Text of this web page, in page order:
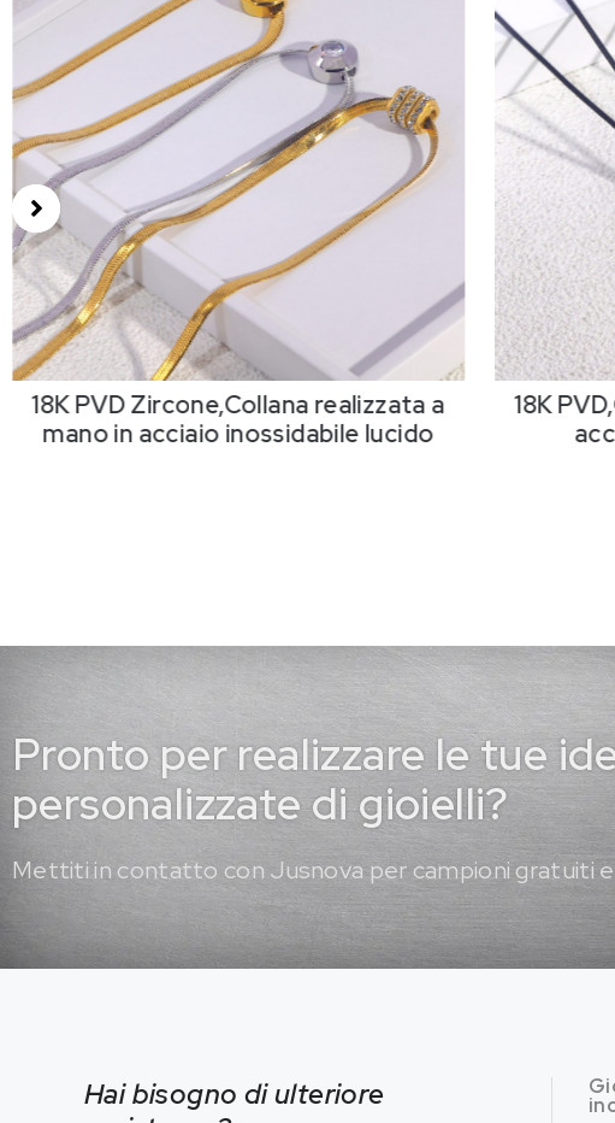
18K PVD Zircone,Collana realizzata a
mano in acciaio inossidabile lucido
18K
Pronto per realizzare le tue
personalizzate di gioielli?
Mettiti in contatto con Jusnova per campioni gratuiti
Hai bisogno di ulteriore